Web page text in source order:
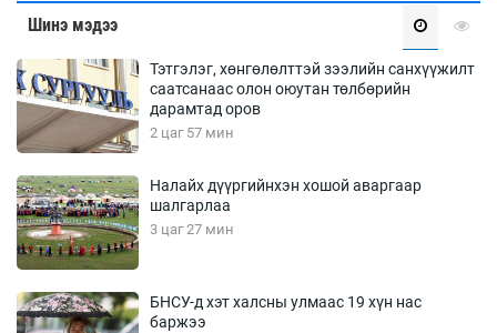
Шинэ мэдээ
Тэтгэлэг, хөнгөлөлттэй зээлийн санхүүжилт
саатсанаас олон оюутан төлбөрийн
дарамтад оров
2 цаг 57 мин
Налайх дүүргийнхэн хошой аваргаар
шалгарлаа
3 цаг 27 мин
БНСУ-д хэт халсны улмаас 19 хүн нас
баржээ